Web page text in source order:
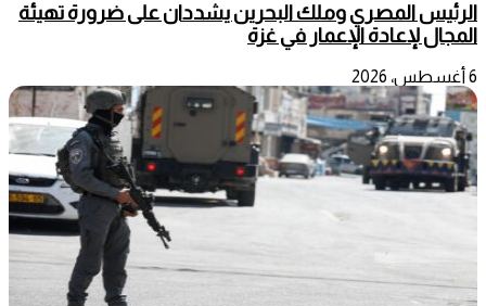
الرئيس المصري وملك البحرين يشددان على ضرورة تهيئة
المجال لإعادة الإعمار في غزة
6 أغسطس، 2026